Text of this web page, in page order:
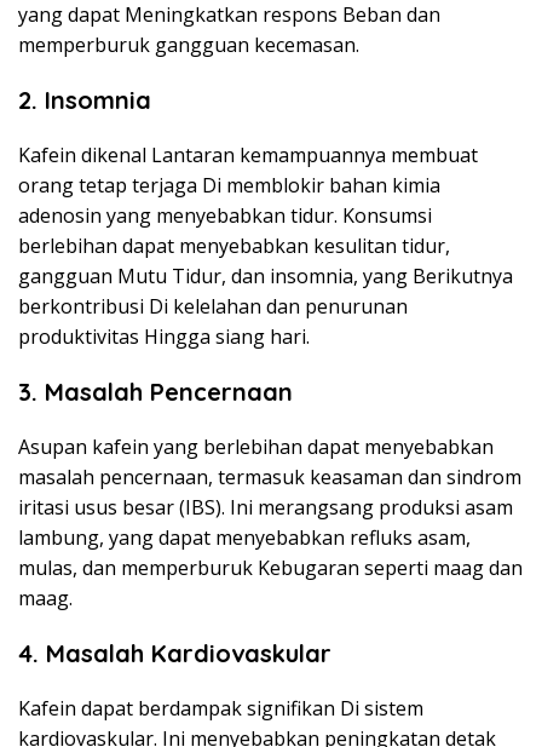
yang dapat Meningkatkan respons Beban dan
memperburuk gangguan kecemasan.
2. Insomnia
Kafein dikenal Lantaran kemampuannya membuat
orang tetap terjaga Di memblokir bahan kimia
adenosin yang menyebabkan tidur. Konsumsi
berlebihan dapat menyebabkan kesulitan tidur,
gangguan Mutu Tidur, dan insomnia, yang Berikutnya
berkontribusi Di kelelahan dan penurunan
produktivitas Hingga siang hari.
3. Masalah Pencernaan
Asupan kafein yang berlebihan dapat menyebabkan
masalah pencernaan, termasuk keasaman dan sindrom
iritasi usus besar (IBS). Ini merangsang produksi asam
lambung, yang dapat menyebabkan refluks asam,
mulas, dan memperburuk Kebugaran seperti maag dan
maag.
4. Masalah Kardiovaskular
Kafein dapat berdampak signifikan Di sistem
kardiovaskular. Ini menyebabkan peningkatan detak